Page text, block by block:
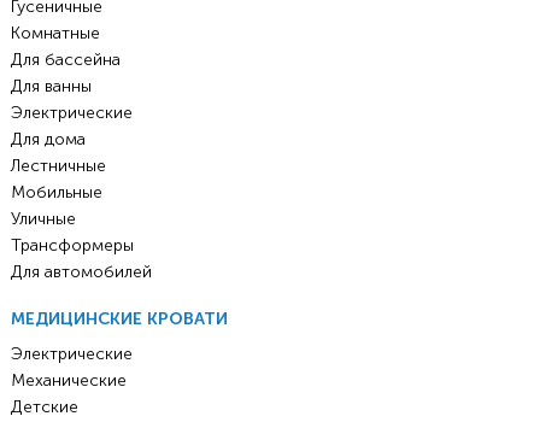
Гусеничные
Комнатные
Для бассейна
Для ванны
Электрические
Для дома
Лестничные
Мобильные
Уличные
Трансформеры
Для автомобилей
МЕДИЦИНСКИЕ КРОВАТИ
Электрические
Механические
Детские